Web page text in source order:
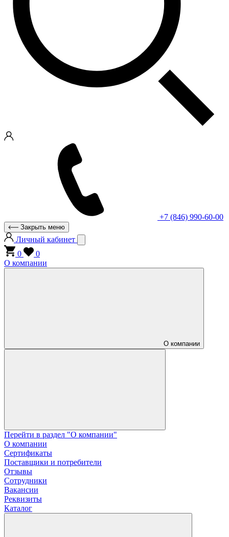
+7 (846) 990-60-00
Закрыть меню
Личный кабинет
0
0
О компании
О компании
Перейти в раздел "О компании"
О компании
Сертификаты
Поставщики и потребители
Отзывы
Сотрудники
Вакансии
Реквизиты
Каталог